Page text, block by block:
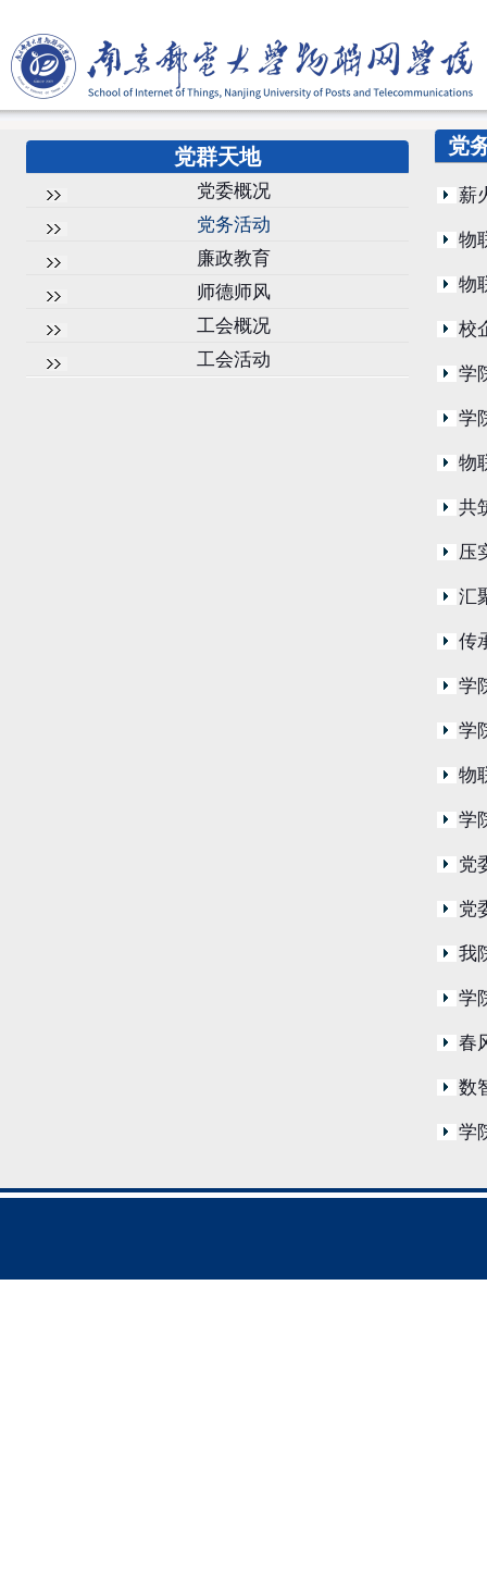
党群天地
党委概况
党务活动
廉政教育
师德师风
工会概况
工会活动
党
薪
物
物
校
学
学
物
共
压
汇
传
学
学
物
学
党
党
我
学
春
数
学